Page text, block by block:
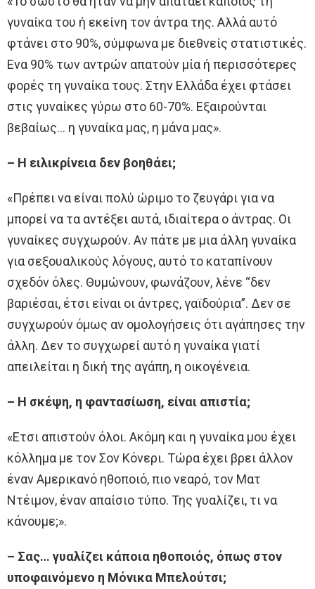
γυναίκα του ή εκείνη τον άντρα της. Αλλά αυτό
φτάνει στο 90%, σύμφωνα με διεθνείς στατιστικές.
Ενα 90% των αντρών απατούν μία ή περισσότερες
φορές τη γυναίκα τους. Στην Ελλάδα έχει φτάσει
στις γυναίκες γύρω στο 60-70%. Εξαιρούνται
βεβαίως… η γυναίκα μας, η μάνα μας».
– Η ειλικρίνεια δεν βοηθάει;
«Πρέπει να είναι πολύ ώριμο το ζευγάρι για να
μπορεί να τα αντέξει αυτά, ιδιαίτερα ο άντρας. Οι
γυναίκες συγχωρούν. Αν πάτε με μια άλλη γυναίκα
για σεξουαλικούς λόγους, αυτό το καταπίνουν
σχεδόν όλες. Θυμώνουν, φωνάζουν, λένε “δεν
βαριέσαι, έτσι είναι οι άντρες, γαϊδούρια”. Δεν σε
συγχωρούν όμως αν ομολογήσεις ότι αγάπησες την
άλλη. Δεν το συγχωρεί αυτό η γυναίκα γιατί
απειλείται η δική της αγάπη, η οικογένεια.
– Η σκέψη, η φαντασίωση, είναι απιστία;
«Ετσι απιστούν όλοι. Ακόμη και η γυναίκα μου έχει
κόλλημα με τον Σον Κόνερι. Τώρα έχει βρει άλλον
έναν Αμερικανό ηθοποιό, πιο νεαρό, τον Ματ
Ντέιμον, έναν απαίσιο τύπο. Της γυαλίζει, τι να
κάνουμε;».
– Σας… γυαλίζει κάποια ηθοποιός, όπως στον
υποφαινόμενο η Μόνικα Μπελούτσι;